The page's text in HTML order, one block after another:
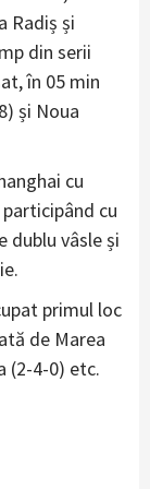
Radiș și
din serii
în 05 min
și Noua
cu
cu
dublu vâsle și
primul loc
de Marea
(2-4-0) etc.